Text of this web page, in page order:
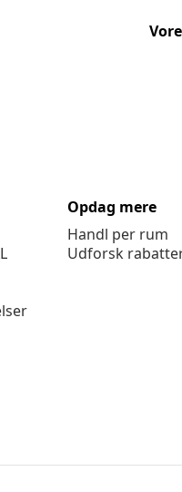
Opdag mere
Handl per rum
Udforsk